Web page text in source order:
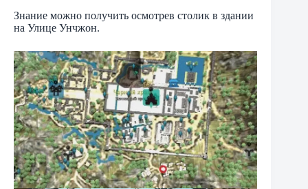
Знание можно получить осмотрев столик в здании
на Улице Унчжон.